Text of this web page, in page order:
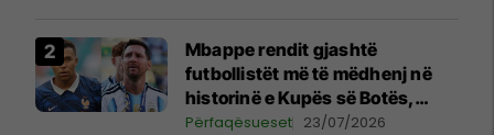
Mbappe rendit gjashtë
futbollistët më të mëdhenj në
historinë e Kupës së Botës,
Messi mbetet i dyti
Përfaqësueset 23/07/2026